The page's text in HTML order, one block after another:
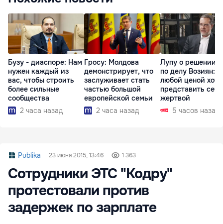
Бузу - диаспоре: Нам
нужен каждый из
вас, чтобы строить
более сильные
сообщества
2 часа назад
Гросу: Молдова
демонстрирует, что
заслуживает стать
частью большой
европейской семьи
2 часа назад
Лупу о решении
по делу Возиян:
любой ценой
представить себя
жертвой
5 часов назад
Publika 23 июня 2015, 13:46 1 363
Сотрудники ЭТС "Кодру"
протестовали против
задержек по зарплате